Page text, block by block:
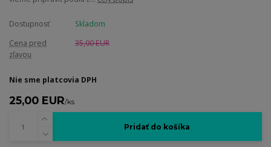
Dostupnosť
Skladom
Cena pred
zľavou
35,00 EUR
Nie sme platcovia DPH
25,00 EUR/ks
Pridať do košíka